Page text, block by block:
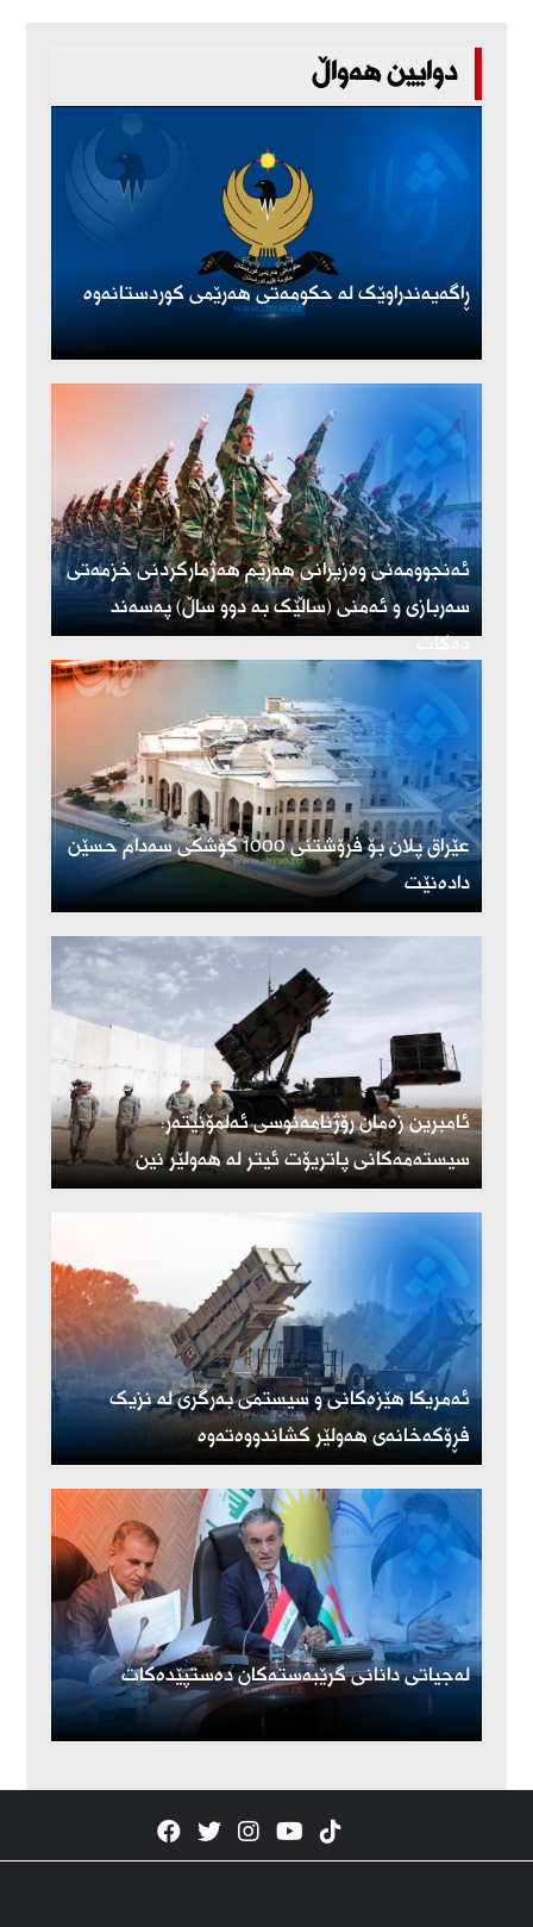
دوایین هەواڵ
ڕاگەیەندراوێک لە حکومەتی هەرێمی کوردستانەوە
ئەنجوومەنی وەزیرانی هەرێم هەژمارکردنی خزمەتی
سەربازی و ئەمنی (ساڵێک بە دوو ساڵ) پەسەند
دەکات
عێراق پلان بۆ فرۆشتنی 1000 کۆشکی سەدام حسێن
دادەنێت
ئامبرین زەمان رۆژنامەنوسی ئەلمۆنیتەر:
سیستەمەکانی پاتریۆت ئیتر لە هەولێر نین
ئەمریكا هێزەكانی و سیستمی بەرگری لە نزیک
فڕۆكەخانەی هەولێر كشاندووەتەوە
لەجیاتی دانانی گرێبەستەکان دەستپێدەکات